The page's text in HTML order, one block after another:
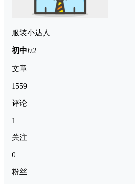
服装小达人
初中lv2
文章
1559
评论
1
关注
0
粉丝